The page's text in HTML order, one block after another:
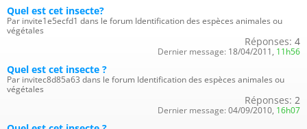
Quel est cet insecte?
Par invite1e5ecfd1 dans le forum Identification des espèces animales ou
végétales
Réponses: 4
Dernier message: 18/04/2011, 11h56
Quel est cet insecte ?
Par invitec8d85a63 dans le forum Identification des espèces animales ou
végétales
Réponses: 2
Dernier message: 04/09/2010, 16h07